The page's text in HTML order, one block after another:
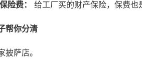
保险费：
给工厂买的财产保险，保费也
帮你分清
披萨店。